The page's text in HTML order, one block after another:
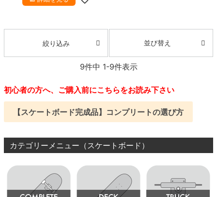
絞り込み 並び替え
9件中 1-9件表示
初心者の方へ、ご購入前にこちらをお読み下さい
【スケートボード完成品】コンプリートの選び方
カテゴリーメニュー（スケートボード）